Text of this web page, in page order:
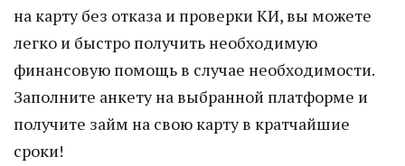
на карту без отказа и проверки КИ, вы можете
легко и быстро получить необходимую
финансовую помощь в случае необходимости.
Заполните анкету на выбранной платформе и
получите займ на свою карту в кратчайшие
сроки!